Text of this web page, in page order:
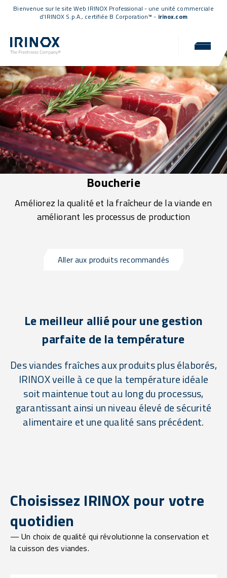
Bienvenue sur le site Web IRINOX Professional - une unité commerciale
d'IRINOX S.p.A., certifiée B Corporation™ - irinox.com
Boucherie
Améliorez la qualité et la fraîcheur de la viande en
améliorant les processus de production
Aller aux produits recommandés
Le meilleur allié pour une gestion
parfaite de la température
Des viandes fraîches aux produits plus élaborés,
IRINOX veille à ce que la température idéale
soit maintenue tout au long du processus,
garantissant ainsi un niveau élevé de sécurité
alimentaire et une qualité sans précédent.
Choisissez IRINOX pour votre
quotidien
— Un choix de qualité qui révolutionne la conservation et
la cuisson des viandes.